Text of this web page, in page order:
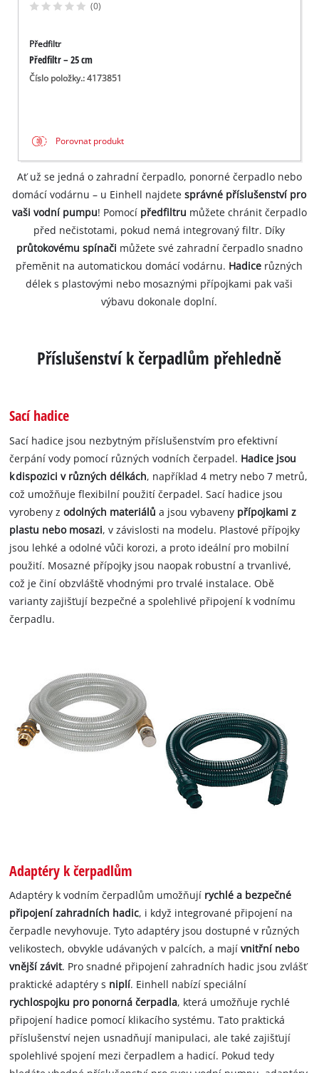
(0)
Předfiltr
Předfiltr – 25 cm
Číslo položky.: 4173851
Porovnat produkt
Ať už se jedná o zahradní čerpadlo, ponorné čerpadlo nebo
domácí vodárnu – u Einhell najdetesprávné příslušenství pro
vaši vodní pumpu! Pomocí předfiltru můžete chránit čerpadlo
před nečistotami, pokud nemá integrovaný filtr. Díky
průtokovému spínači můžete své zahradní čerpadlo snadno
přeměnit na automatickou domácí vodárnu. Hadice různých
délek s plastovými nebo mosaznými přípojkami pak vaši
výbavu dokonale doplní.
Příslušenství k čerpadlům přehledně
Sací hadice
Sací hadice jsou nezbytným příslušenstvím pro efektivní
čerpání vody pomocí různých vodních čerpadel. Hadice jsou
k dispozici v různých délkách, například 4 metry nebo 7 metrů,
což umožňuje flexibilní použití čerpadel. Sací hadice jsou
vyrobeny zodolných materiálů a jsou vybaveny přípojkami z
plastu nebo mosazi, v závislosti na modelu. Plastové přípojky
jsou lehké a odolné vůči korozi, a proto ideální pro mobilní
použití. Mosazné přípojky jsou naopak robustní a trvanlivé,
což je činí obzvláště vhodnými pro trvalé instalace. Obě
varianty zajišťují bezpečné a spolehlivé připojení k vodnímu
čerpadlu.
Adaptéry k čerpadlům
Adaptéry k vodním čerpadlům umožňují rychlé a bezpečné
připojení zahradních hadic, i když integrované připojení na
čerpadle nevyhovuje. Tyto adaptéry jsou dostupné v různých
velikostech, obvykle udávaných v palcích, a majívnitřní nebo
vnější závit. Pro snadné připojení zahradních hadic jsou zvlášť
praktické adaptéry s niplí. Einhell nabízí speciální
rychlospojku pro ponorná čerpadla, která umožňuje rychlé
připojení hadice pomocí klikacího systému. Tato praktická
příslušenství nejen usnadňují manipulaci, ale také zajišťují
spolehlivé spojení mezi čerpadlem a hadicí. Pokud tedy